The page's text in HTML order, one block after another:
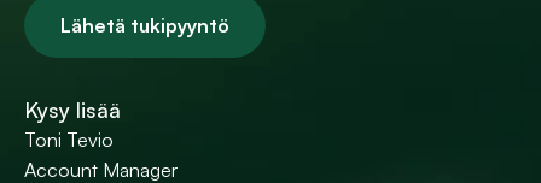
Lähetä tukipyyntö
Kysy lisää
Toni Tevio
Account Manager